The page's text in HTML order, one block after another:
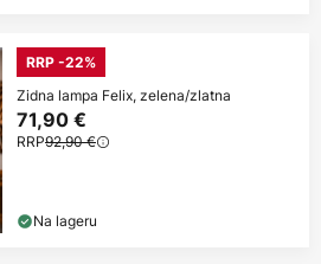
RRP -22%
Zidna lampa Felix, zelena/zlatna
71,90 €
RRP92,90 €
Na lageru